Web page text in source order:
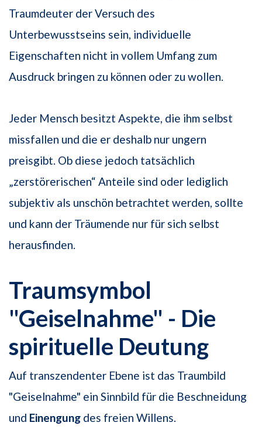
Traumdeuter der Versuch des
Unterbewusstseins sein, individuelle
Eigenschaften nicht in vollem Umfang zum
Ausdruck bringen zu können oder zu wollen.
Jeder Mensch besitzt Aspekte, die ihm selbst
missfallen und die er deshalb nur ungern
preisgibt. Ob diese jedoch tatsächlich
„zerstörerischen“ Anteile sind oder lediglich
subjektiv als unschön betrachtet werden, sollte
und kann der Träumende nur für sich selbst
herausfinden.
Traumsymbol
"Geiselnahme" - Die
spirituelle Deutung
Auf transzendenter Ebene ist das Traumbild
"Geiselnahme" ein Sinnbild für die Beschneidung
und Einengung des freien Willens.